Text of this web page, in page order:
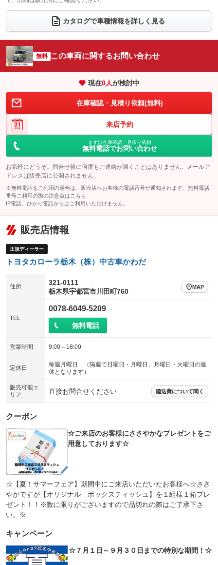
ウォークスルー
電動リアゲート フロントカメラ
：装備あり
シートエアコン
：装備なし 全周囲カメラ
：装備あり
サイドカメラ
：装備あり ルーフレール
：装備なし
エアサスペンション ヘッドライトウォッシャー
カタログで車種情報を詳しく見る
無料 この車両に関するお問い合わせ
現在0人が検討中
在庫確認・見積り依頼(無料)
来店予約
まずは在庫確認・見積り依頼
無料電話でお問い合わせ
お気軽にどうぞ。問合せ後に何度もご連絡が届くことはありません。メールア
ドレスは販売店に公開されません。
※無料電話をご利用の場合は、販売店へお客様の電話番号が通知されます。無料電話
番号ご利用の際の注意点は こちら
IP電話、ひかり電話からはご利用いただけません。
販売店情報
正規ディーラー
トヨタカローラ栃木（株）中古車かわだ
住所
321-0111
栃木県宇都宮市川田町760
MAP
TEL
0078-6049-5209
無料電話
営業時間 9:00～18:00
定休日
毎週月曜日 （隔週で日曜日・月曜日、月曜日・火曜日の連
休となります）
販売可能エ
リア
直接お問合せください 陸送費について聞く
クーポン
☆ご来店のお客様にささやかなプレゼントをご
用意しております☆
☆【夏！サマーフェア】期間中にご来店いただいたお客様へ☆ささ
やかですが【オリジナル ボックスティッシュ】を１組様１箱プレ
ゼント！！※数に限りがございますので品切れの際はご了承下さ
い。※
キャンペーン
☆７月１日～９月３０日までの特別な期間！☆